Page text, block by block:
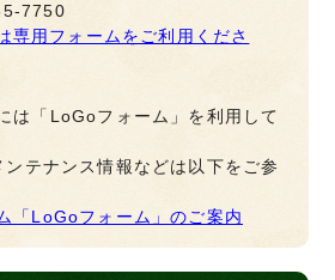
7750
専用フォームをご利用くださ
は「LoGoフォーム」を利用して
ンテナンス情報などは以下をご参
「LoGoフォーム」のご案内